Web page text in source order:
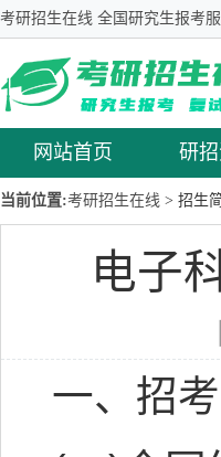
考研招生在线 全国研究生报考
网站首页 研
当前位置:考研招生在线 > 招生
电子
一、招